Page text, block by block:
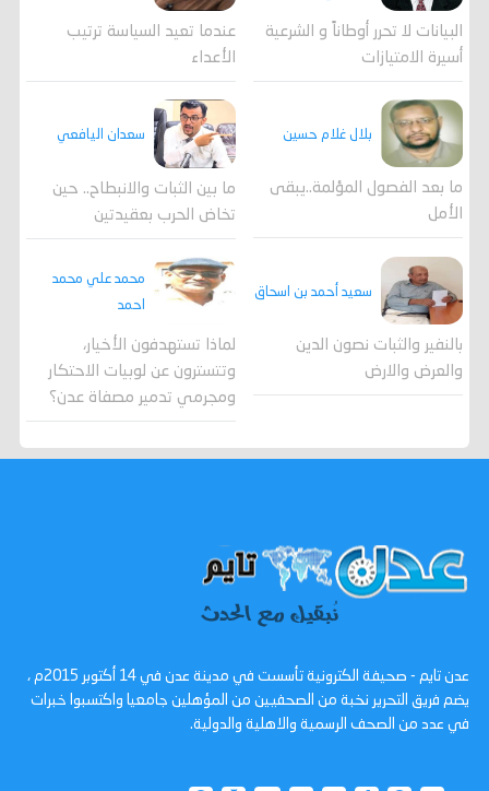
البيانات لا تحرر أوطاناً و الشرعية
أسيرة الامتيازات
عندما تعيد السياسة ترتيب
الأعداء
بلال غلام حسين
ما بعد الفصول المؤلمة..يبقى
الأمل
سعدان اليافعي
ما بين الثبات والانبطاح.. حين
تخاض الحرب بعقيدتين
سعيد أحمد بن اسحاق
بالنفير والثبات نصون الدين
والعرض والارض
محمد علي محمد
احمد
لماذا تستهدفون الأخيار،
وتتسترون عن لوبيات الاحتكار
ومجرمي تدمير مصفاة عدن؟
عدن تايم - صحيفة الكترونية تأسست في مدينة عدن في 14 أكتوبر 2015م ،
يضم فريق التحرير نخبة من الصحفيين من المؤهلين جامعيا واكتسبوا خبرات
في عدد من الصحف الرسمية والاهلية والدولية.